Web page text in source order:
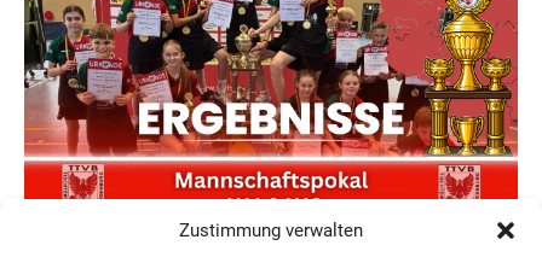
Zustimmung verwalten
Neuer Teilnehmerrekord und Finower Dominanz beim